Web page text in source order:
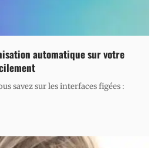
automatique sur votre
savez sur les interfaces figées :